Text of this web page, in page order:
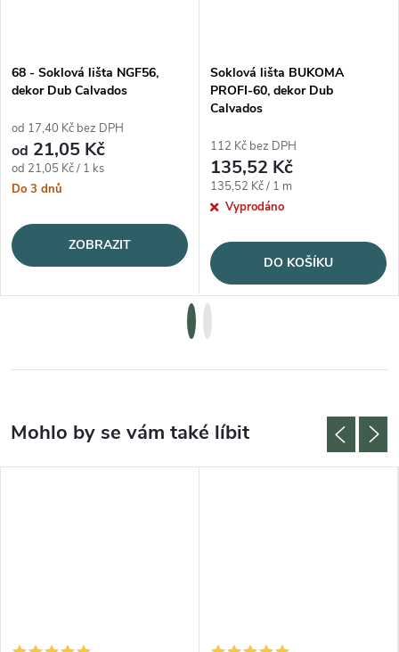
68 - Soklová lišta NGF56,
dekor Dub Calvados
od 17,40 Kč bez DPH
od 21,05 Kč
Měrná cena:
od 21,05 Kč / 1 ks
Do 3 dnů
ZOBRAZIT
Soklová lišta BUKOMA
PROFI-60, dekor Dub
Calvados
112 Kč bez DPH
135,52 Kč
Měrná cena:
135,52 Kč / 1 m
Vyprodáno
DO KOŠÍKU